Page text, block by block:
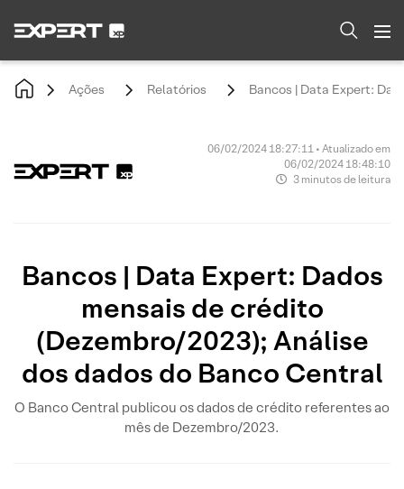
Ações Relatórios Bancos | Data Expert:
06/02/2024 18:27:11 • Atualizado em
06/02/2024 18:48:10
3 minutos de leitura
Bancos | Data Expert: Dados
mensais de crédito
(Dezembro/2023); Análise
dos dados do Banco Central
O Banco Central publicou os dados de crédito referentes ao
mês de Dezembro/2023.